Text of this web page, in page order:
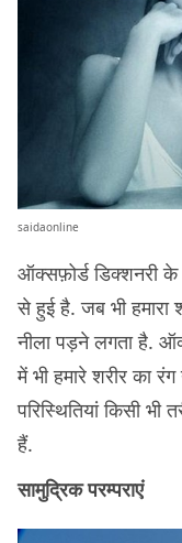
saidaonline
ऑक्सफ़ोर्ड डिक्शनरी के
से हुई है. जब भी हमारा
नीला पड़ने लगता है.
में भी हमारे शरीर का
परिस्थितियां किसी भी
हैं.
सामुद्रिक परम्पराएं